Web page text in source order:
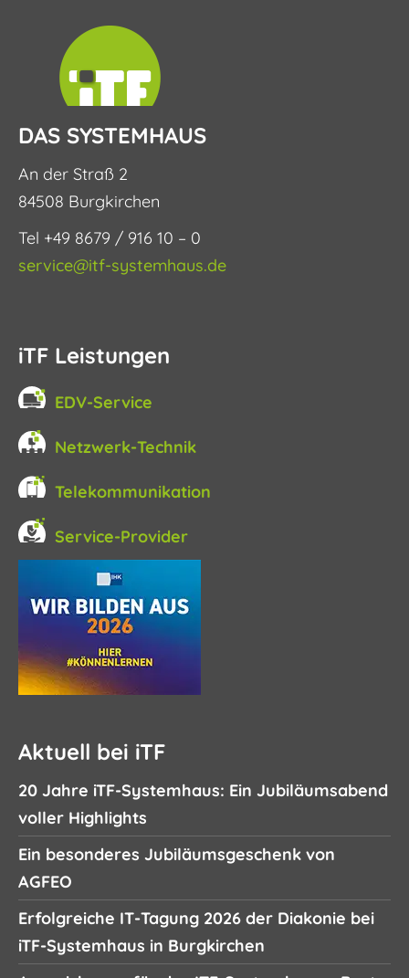
DAS SYSTEMHAUS
An der Straß 2
84508 Burgkirchen
Tel +49 8679 / 916 10 – 0
service@itf-systemhaus.de
iTF Leistungen
EDV-Service
Netzwerk-Technik
Telekommunikation
Service-Provider
Aktuell bei iTF
20 Jahre iTF-Systemhaus: Ein Jubiläumsabend
voller Highlights
Ein besonderes Jubiläumsgeschenk von
AGFEO
Erfolgreiche IT-Tagung 2026 der Diakonie bei
iTF-Systemhaus in Burgkirchen